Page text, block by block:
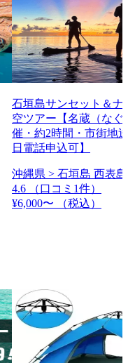
石垣島サンセット＆
空ツアー【名蔵（なぐ
催・約2時間・市街地
日電話申込可】
沖縄県 > 石垣島 西表
4.6
（口コミ1件）
¥6,000〜
（税込）